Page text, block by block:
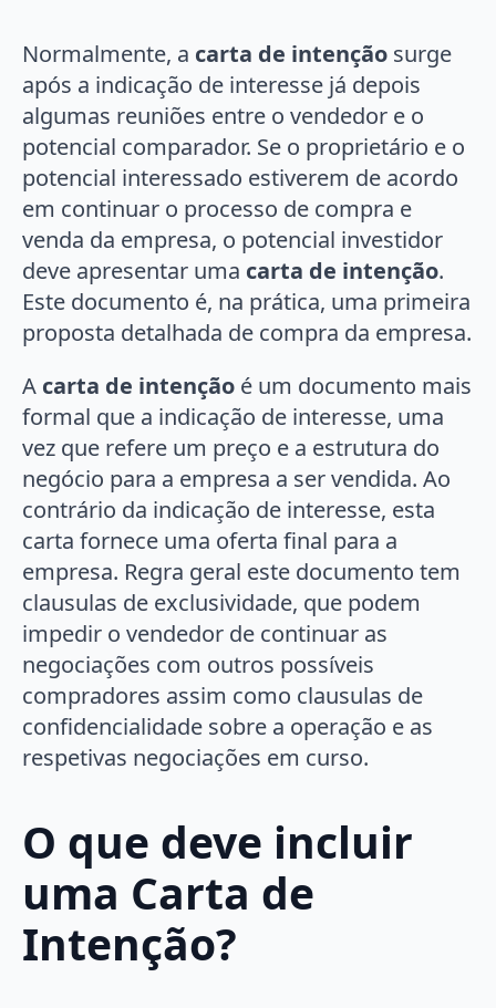
Normalmente, a carta de intenção surge
após a indicação de interesse já depois
algumas reuniões entre o vendedor e o
potencial comparador. Se o proprietário e o
potencial interessado estiverem de acordo
em continuar o processo de compra e
venda da empresa, o potencial investidor
deve apresentar uma carta de intenção.
Este documento é, na prática, uma primeira
proposta detalhada de compra da empresa.
A carta de intenção é um documento mais
formal que a indicação de interesse, uma
vez que refere um preço e a estrutura do
negócio para a empresa a ser vendida. Ao
contrário da indicação de interesse, esta
carta fornece uma oferta final para a
empresa. Regra geral este documento tem
clausulas de exclusividade, que podem
impedir o vendedor de continuar as
negociações com outros possíveis
compradores assim como clausulas de
confidencialidade sobre a operação e as
respetivas negociações em curso.
O que deve incluir
uma Carta de
Intenção?